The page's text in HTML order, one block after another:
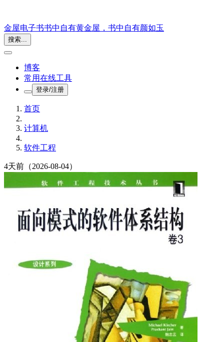
金屋电子书书中自有黄金屋，书中自有颜如玉
搜索...
博客
常用在线工具
登录/注册
首页
计算机
软件工程
4天前 （2026-08-04）